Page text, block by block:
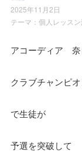
2025年11月2日
テーマ： 個人レッス
アコーディア
クラブチャンピ
で生徒が
予選を突破して